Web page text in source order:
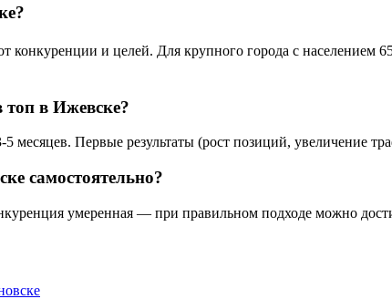
конкуренции и целей. Для крупного города с населением
топ в Ижевске?
месяцев. Первые результаты (рост позиций, увеличение
самостоятельно?
умеренная — при правильном подходе можно